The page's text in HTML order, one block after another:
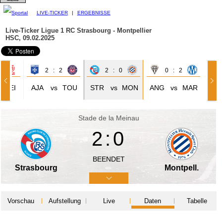
LIVE-TICKER | ERGEBNISSE
Live-Ticker Ligue 1 RC Strasbourg - Montpellier
HSC, 09.02.2025
REI
2 : 2
AJA vs TOU
2 : 0
STR vs MON
0 : 2
ANG vs MAR
Stade de la Meinau
Strasbourg
2:0
BEENDET
Montpell.
Vorschau Aufstellung Live Daten Tabelle